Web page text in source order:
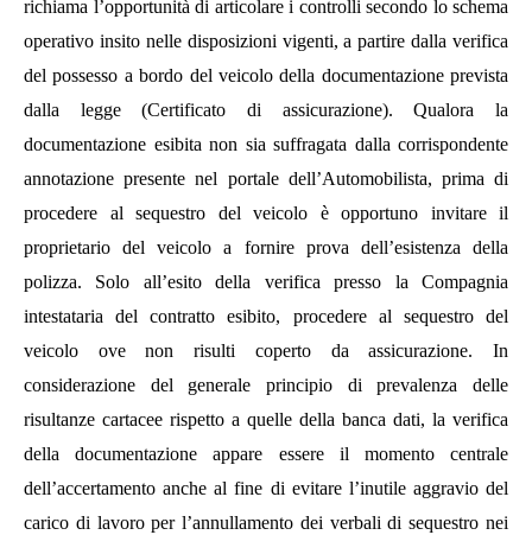
richiama l’opportunità di articolare i controlli secondo lo schema
operativo insito nelle disposizioni vigenti, a partire dalla verifica
del possesso a bordo del veicolo della documentazione prevista
dalla legge (Certificato di assicurazione). Qualora la
documentazione esibita non sia suffragata dalla corrispondente
annotazione presente nel portale dell’Automobilista, prima di
procedere al sequestro del veicolo è opportuno invitare il
proprietario del veicolo a fornire prova dell’esistenza della
polizza. Solo all’esito della verifica presso la Compagnia
intestataria del contratto esibito, procedere al sequestro del
veicolo ove non risulti coperto da assicurazione. In
considerazione del generale principio di prevalenza delle
risultanze cartacee rispetto a quelle della banca dati, la verifica
della documentazione appare essere il momento centrale
dell’accertamento anche al fine di evitare l’inutile aggravio del
carico di lavoro per l’annullamento dei verbali di sequestro nei